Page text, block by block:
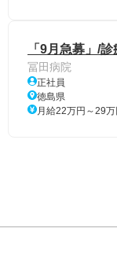
「9月急募」/
冨田病院
正社員
徳島県
月給22万円～29万